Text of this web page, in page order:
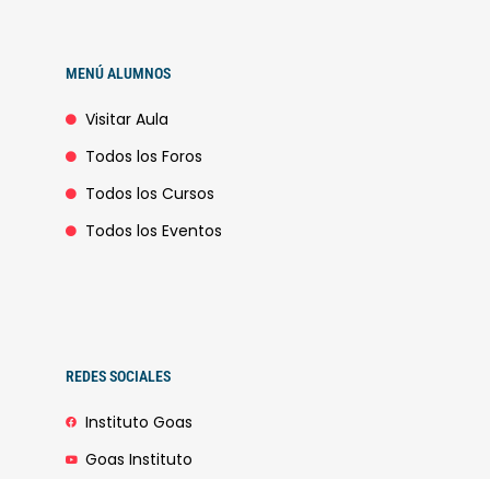
MENÚ ALUMNOS
Visitar Aula
Todos los Foros
Todos los Cursos
Todos los Eventos
REDES SOCIALES
Instituto Goas
Goas Instituto